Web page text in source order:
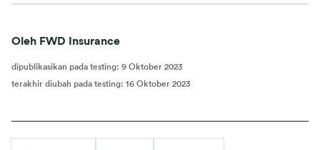
Oleh FWD Insurance
dipublikasikan pada testing: 9 Oktober 2023
terakhir diubah pada testing: 16 Oktober 2023